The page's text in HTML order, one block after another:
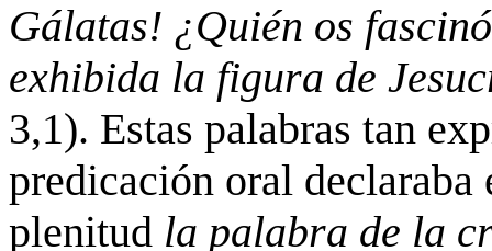
Gálatas! ¿Quién os
exhibida la figura de
3,1). Estas palabras tan
predicación oral
plenitud la palabra de la